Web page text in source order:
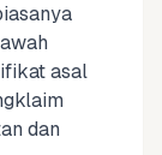
asal
dan